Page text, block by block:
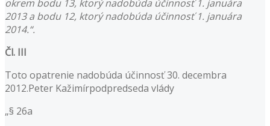
okrem bodu 13, ktorý nadobúda účinnosť 1. januára
2013 a bodu 12, ktorý nadobúda účinnosť 1. januára
2014.“.
Čl. III
Toto opatrenie nadobúda účinnosť 30. decembra
2012.Peter Kažimírpodpredseda vlády
„§ 26a